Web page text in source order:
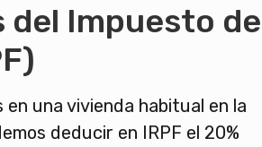
del Impuesto de
una vivienda habitual en la
deducir en IRPF el 20%